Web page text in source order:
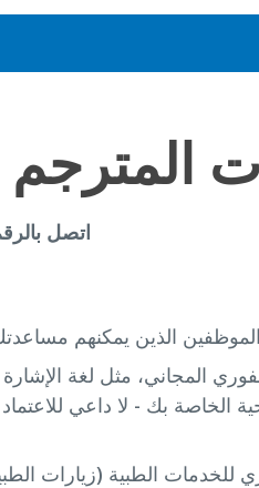
المترجم
اتصل
الموظفين الذين يمكنهم
المجاني، مثل لغة الإشارة
الخاصة بك - لا داعي
للخدمات الطبية (زيارات